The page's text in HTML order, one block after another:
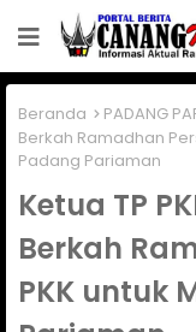
Beranda PADANG
Berkah Ramadhan
Padang Pariaman
Ketua TP
Berkah
PKK untuk